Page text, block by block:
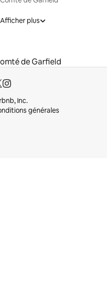
Afficher plus
de Garfield
Inc.
générales